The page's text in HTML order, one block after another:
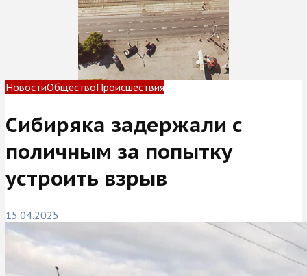
НовостиОбществоПроисшествия
Сибиряка задержали с
поличным за попытку
устроить взрыв
15.04.2025